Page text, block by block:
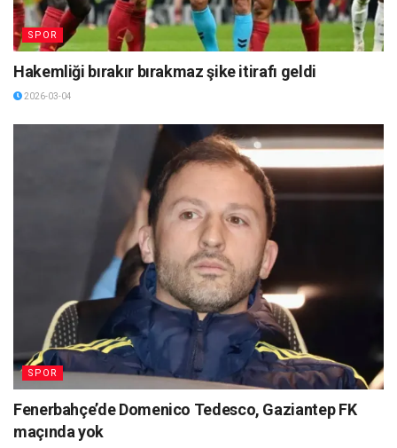
SPOR
Hakemliği bırakır bırakmaz şike itirafı geldi
2026-03-04
SPOR
Fenerbahçe’de Domenico Tedesco, Gaziantep FK
maçında yok